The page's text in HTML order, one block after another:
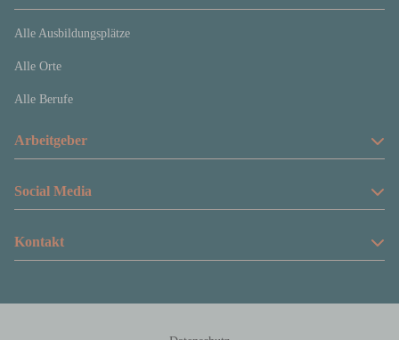
Alle Ausbildungsplätze
Alle Orte
Alle Berufe
Arbeitgeber
Anzeige schalten
Über uns
Social Media
Kontakt